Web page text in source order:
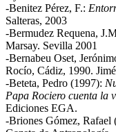
-Benitez Pérez, F.:
Salteras, 2003
-Bermudez Requena,
Marsay. Sevilla 2001
-Bernabeu Oset,
Rocío, Cádiz, 1990.
-Beteta, Pedro (1997):
Papa Rociero cuenta la
Ediciones EGA.
-Briones Gómez, Rafael